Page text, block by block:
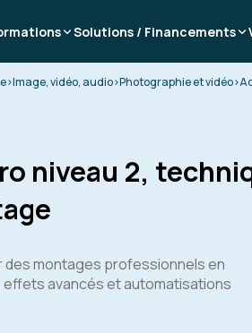
Solutions / Financements
>Image, vidéo, audio>Photographie et vidéo>
niveau 2,
des montages professionnels en
avancés et automatisations